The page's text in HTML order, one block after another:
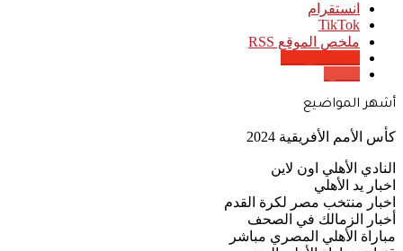
انستقرام
‫TikTok
ملخص الموقع RSS
أشهر المواضيع
كأس الأمم الأفريقية 2024
النادي الأهلي اون لاين
اخبار يد الأهلي
اخبار منتخب مصر لكرة القدم
أخبار الزمالك في الصحف
مباراة الأهلي المصري مباشر